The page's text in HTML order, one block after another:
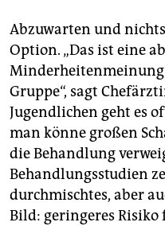
Abzuwarten und
Option. „Das ist eine
Minderheitenmeinung
Gruppe“, sagt
Jugendlichen geht es
man könne großen
die Behandlung
Behandlungsstudien
durchmischtes, aber
Bild: geringeres